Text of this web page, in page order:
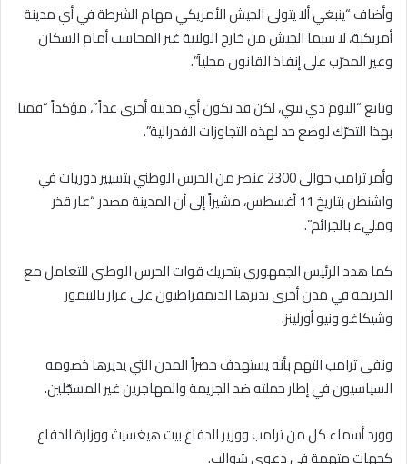
وأضاف “ينبغي ألا يتولى الجيش الأمريكي مهام الشرطة في أي مدينة
أمريكية، لا سيما الجيش من خارج الولاية غير المحاسب أمام السكان
وغير المدرّب على إنفاذ القانون محلياً”.
وتابع “اليوم دي سي، لكن قد تكون أي مدينة أخرى غداً”، مؤكداً “قمنا
بهذا التحرّك لوضع حد لهذه التجاوزات الفدرالية”.
وأمر ترامب حوالى 2300 عنصر من الحرس الوطني بتسيير دوريات في
واشنطن بتاريخ 11 أغسطس، مشيراً إلى أن المدينة مصدر “عار قذر
ومليء بالجرائم”.
كما هدد الرئيس الجمهوري بتحريك قوات الحرس الوطني للتعامل مع
الجريمة في مدن أخرى يديرها الديمقراطيون على غرار بالتيمور
وشيكاغو ونيو أورلينز.
ونفى ترامب التهم بأنه يستهدف حصراً المدن التي يديرها خصومه
السياسيون في إطار حملته ضد الجريمة والمهاجرين غير المسجّلين.
وورد أسماء كل من ترامب ووزير الدفاع بيت هيغسيث ووزارة الدفاع
كجهات متهمة في دعوى شوالب.